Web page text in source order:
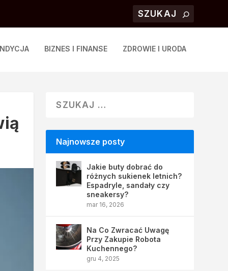
BIZNES I FINANSE ZDROWIE I URODA
Najnowsze posty
Jakie buty dobrać do
różnych sukienek letnich?
Espadryle, sandały czy
sneakersy?
mar 16, 2026
Na Co Zwracać Uwagę
Przy Zakupie Robota
Kuchennego?
gru 4, 2025